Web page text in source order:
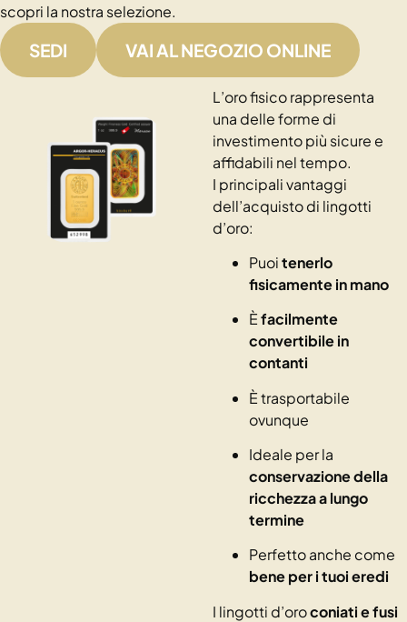
scopri la nostra selezione.
SEDI VAI AL NEGOZIO ONLINE
L’oro fisico rappresenta
una delle forme di
investimento più sicure e
affidabili nel tempo.
I principali vantaggi
dell’acquisto di lingotti
d’oro:
Puoitenerlo
fisicamente in mano
Èfacilmente
convertibile in
contanti
È trasportabile
ovunque
Ideale per la
conservazione della
ricchezza a lungo
termine
Perfetto anche come
bene per i tuoi eredi
I lingotti d’oroconiati e fusi